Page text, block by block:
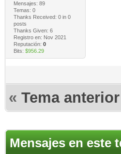
Mensajes: 89
Temas: 0
Thanks Received: 0in 0
posts
Thanks Given: 6
Registro en: Nov 2021
Reputación: 0
Bits: $956.29
« Tema anterior
Mensajes en este